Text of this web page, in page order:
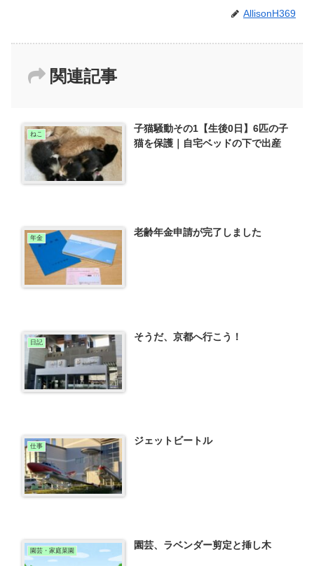
AllisonH369
関連記事
ねこ
子猫騒動その1【生後0日】6匹の子
猫を保護｜自宅ベッドの下で出産
年金 老齢年金申請が完了しました
日記 そうだ、京都へ行こう！
仕事 ジェットビートル
園芸・家庭菜園 園芸、ラベンダー剪定と挿し木